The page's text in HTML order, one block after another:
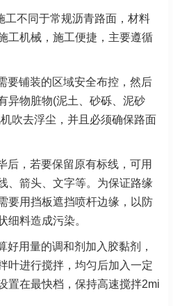
工不同于常规沥青路面，材料
工机械，施工便捷，主要遵循
要铺装的区域安全布控，然后
异物脏物(泥土、砂砾、泥砂
吹去浮尘，并且必须确保路面
后，若要保留原有标线，可用
、箭头、文字等。为保证路缘
要用挡板遮挡喷杆边缘，以防
细料造成污染。
好用量的调和剂加入胶黏剂，
叶进行搅拌，均匀后加入一定
置在最快档，保持高速搅拌2mi